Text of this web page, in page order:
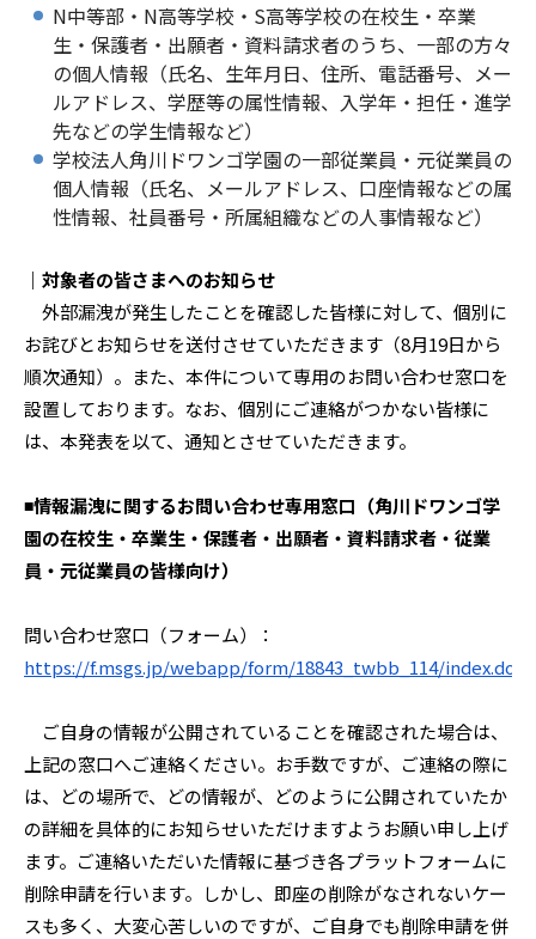
N中等部・N高等学校・S高等学校の在校生・卒業
生・保護者・出願者・資料請求者のうち、一部の方々
の個人情報（氏名、生年月日、住所、電話番号、メー
ルアドレス、学歴等の属性情報、入学年・担任・進学
先などの学生情報など）
学校法人角川ドワンゴ学園の一部従業員・元従業員の
個人情報（氏名、メールアドレス、口座情報などの属
性情報、社員番号・所属組織などの人事情報など）
｜対象者の皆さまへのお知らせ
外部漏洩が発生したことを確認した皆様に対して、個別に
お詫びとお知らせを送付させていただきます（8月19日から
順次通知）。また、本件について専用のお問い合わせ窓口を
設置しております。なお、個別にご連絡がつかない皆様に
は、本発表を以て、通知とさせていただきます。
◾️情報漏洩に関するお問い合わせ専用窓口（角川ドワンゴ学
園の在校生・卒業生・保護者・出願者・資料請求者・従業
員・元従業員の皆様向け）
問い合わせ窓口（フォーム）：
https://f.msgs.jp/webapp/form/18843_twbb_114/index.do
ご自身の情報が公開されていることを確認された場合は、
上記の窓口へご連絡ください。お手数ですが、ご連絡の際に
は、どの場所で、どの情報が、どのように公開されていたか
の詳細を具体的にお知らせいただけますようお願い申し上げ
ます。ご連絡いただいた情報に基づき各プラットフォームに
削除申請を行います。しかし、即座の削除がなされないケー
スも多く、大変心苦しいのですが、ご自身でも削除申請を併